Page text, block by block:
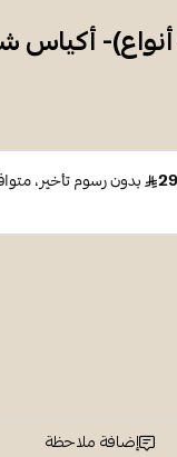
إضافة ملاحظة